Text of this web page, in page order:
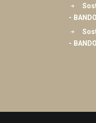
-
-